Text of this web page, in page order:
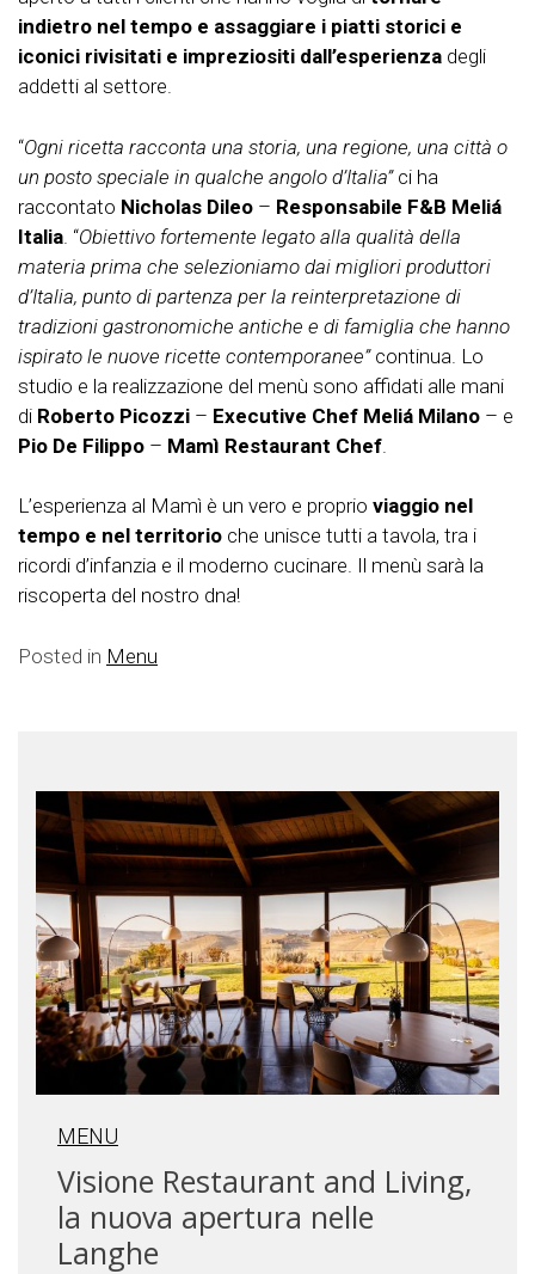
indietro nel tempo e assaggiare i piatti storici e
iconici rivisitati e impreziositi dall’esperienza degli
addetti al settore.
“Ogni ricetta racconta una storia, una regione, una città o
un posto speciale in qualche angolo d’Italia” ci ha
raccontato Nicholas Dileo – Responsabile F&B Meliá
Italia . “Obiettivo fortemente legato alla qualità della
materia prima che selezioniamo dai migliori produttori
d’Italia, punto di partenza per la reinterpretazione di
tradizioni gastronomiche antiche e di famiglia che hanno
ispirato le nuove ricette contemporanee” continua. Lo
studio e la realizzazione del menù sono affidati alle mani
di Roberto Picozzi – Executive Chef Meliá Milano – e
Pio De Filippo – Mamì Restaurant Chef
L’esperienza al Mamì è un vero e proprio viaggio nel
tempo e nel territorio che unisce tutti a tavola, tra i
ricordi d’infanzia e il moderno cucinare. Il menù sarà la
riscoperta del nostro dna!
Posted in Menu
MENU
Visione Restaurant and Living,
la nuova apertura nelle
Langhe